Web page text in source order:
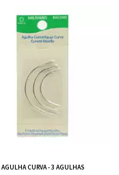
AGULHA CURVA - 3 AGULHAS